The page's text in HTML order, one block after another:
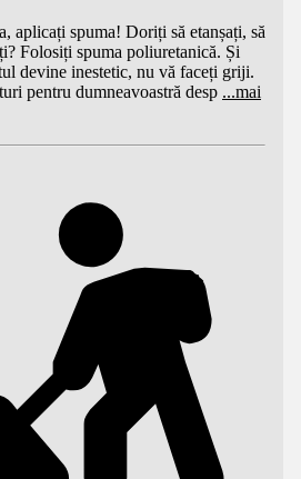
aplicați spuma! Doriți să etanșați, să
Folosiți spuma poliuretanică. Și
devine inestetic, nu vă faceți griji.
pentru dumneavoastră desp ...mai